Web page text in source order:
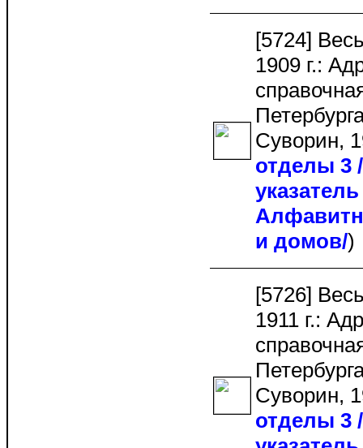
[5724]
1909 г.:
Суворин,
отделы 3
и домов/
[5726]
1911 г.:
Суворин,
отделы 3